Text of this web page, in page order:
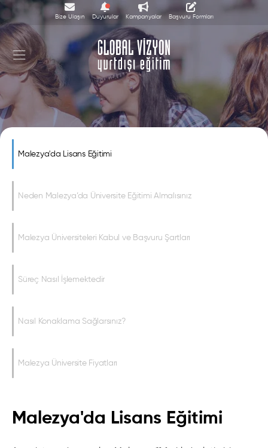
Bize Ulaşın Duyurular Kampanyalar Başvuru Formları
Malezya'da Lisans Eğitimi
Neden Malezya’da Üniversite Eğitimi Almalısınız
Malezya Üniversiteleri Kabul ve Başvuru Şartları
Süreç Nasıl İşlemektedir
Nasıl Konaklama Sağlarsınız?
Malezya Üniversite Fiyatları
Malezya'da Lisans Eğitimi